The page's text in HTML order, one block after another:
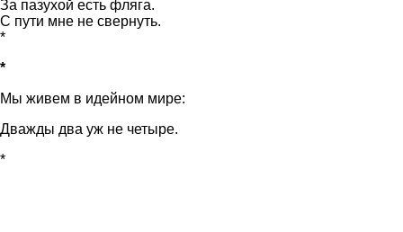
За пазухой есть фляга.
С пути мне не свернуть.
*
*
Мы живем в идейном мире:
Дважды два уж не четыре.
*